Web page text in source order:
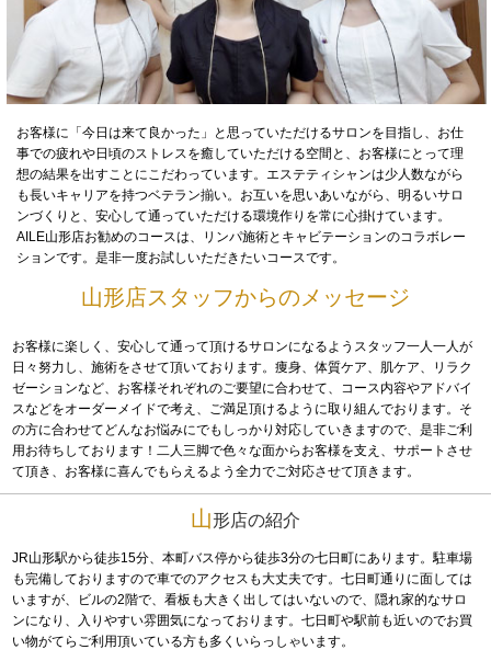
お客様に「今日は来て良かった」と思っていただけるサロンを目指し、お仕
事での疲れや日頃のストレスを癒していただける空間と、お客様にとって理
想の結果を出すことにこだわっています。エステティシャンは少人数ながら
も長いキャリアを持つベテラン揃い。お互いを思いあいながら、明るいサロ
ンづくりと、安心して通っていただける環境作りを常に心掛けています。
AILE山形店お勧めのコースは、リンパ施術とキャビテーションのコラボレー
ションです。是非一度お試しいただきたいコースです。
山形店スタッフからのメッセージ
お客様に楽しく、安心して通って頂けるサロンになるようスタッフ一人一人が
日々努力し、施術をさせて頂いております。痩身、体質ケア、肌ケア、リラク
ゼーションなど、お客様それぞれのご要望に合わせて、コース内容やアドバイ
スなどをオーダーメイドで考え、ご満足頂けるように取り組んでおります。そ
の方に合わせてどんなお悩みにでもしっかり対応していきますので、是非ご利
用お待ちしております！二人三脚で色々な面からお客様を支え、サポートさせ
て頂き、お客様に喜んでもらえるよう全力でご対応させて頂きます。
山形店の紹介
JR山形駅から徒歩15分、本町バス停から徒歩3分の七日町にあります。駐車場
も完備しておりますので車でのアクセスも大丈夫です。七日町通りに面しては
いますが、ビルの2階で、看板も大きく出してはいないので、隠れ家的なサロ
ンになり、入りやすい雰囲気になっております。七日町や駅前も近いのでお買
い物がてらご利用頂いている方も多くいらっしゃいます。